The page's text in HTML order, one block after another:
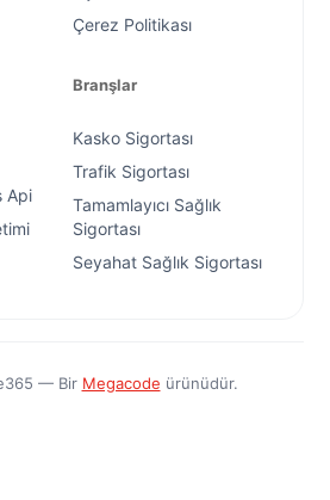
Çerez Politikası
Api
Branşlar
Kasko Sigortası
Trafik Sigortası
Tamamlayıcı Sağlık
Sigortası
Seyahat Sağlık Sigortası
— Bir Megacode ürünüdür.